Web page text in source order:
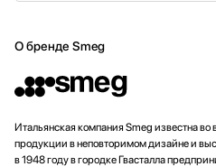
О бренде Smeg
Итальянская компания Smeg известна
продукции в неповторимом дизайне и
в 1948 году в городке Гвасталла